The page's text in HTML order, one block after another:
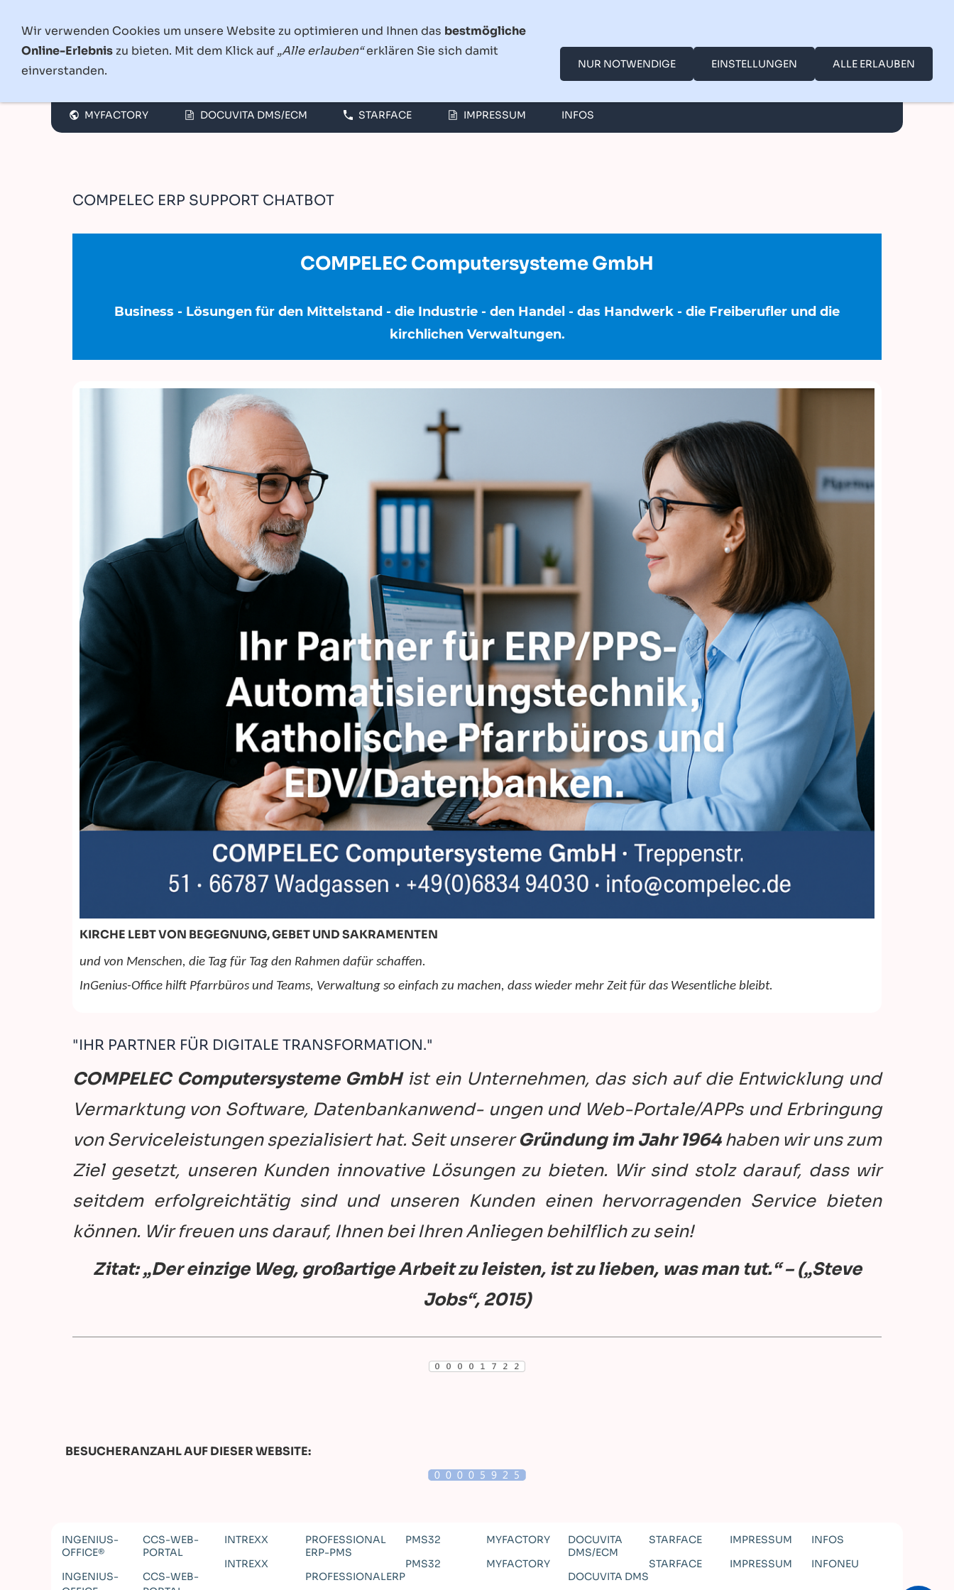
PROFESSIONAL ERP-PMS PMS32
MYFACTORY DOCUVITA DMS/ECM STARFACE IMPRESSUM INFOS
COMPELEC ERP SUPPORT CHATBOT
COMPELEC Computersysteme GmbH
Business - Lösungen für den Mittelstand - die Industrie - den Handel - das Handwerk - die Freiberufler und die
kirchlichen Verwaltungen.
KIRCHE LEBT VON BEGEGNUNG, GEBET UND SAKRAMENTEN
und von Menschen, die Tag für Tag den Rahmen dafür schaffen.
InGenius-Office hilft Pfarrbüros und Teams, Verwaltung so einfach zu machen, dass wieder mehr Zeit für das Wesentliche bleibt.
"IHR PARTNER FÜR DIGITALE TRANSFORMATION."
COMPELEC Computersysteme GmbH ist ein Unternehmen, das sich auf die Entwicklung und
Vermarktung von Software, Datenbankanwend- ungen und Web-Portale/APPs und Erbringung
von Serviceleistungen spezialisiert hat. Seit unsererGründung im Jahr 1964 haben wir uns zum
Ziel gesetzt, unseren Kunden innovative Lösungen zu bieten. Wir sind stolz darauf, dass wir
seitdem erfolgreichtätig sind und unseren Kunden einen hervorragenden Service bieten
können. Wir freuen uns darauf, Ihnen bei Ihren Anliegen behilflich zu sein!
Zitat: „Der einzige Weg, großartige Arbeit zu leisten, ist zu lieben, was man tut.“ – („Steve
Jobs“, 2015)
BESUCHERANZAHL AUF DIESER WEBSITE:
INGENIUS-
OFFICE®
INGENIUS-
CCS-WEB-
PORTAL
CCS-WEB-
INTREXX
INTREXX
PROFESSIONAL
ERP-PMS
PROFESSIONALERP
PMS32
PMS32
MYFACTORY
MYFACTORY
DOCUVITA
DMS/ECM
DOCUVITA DMS
STARFACE
STARFACE
IMPRESSUM
IMPRESSUM
INFOS
INFONEU
Wir verwenden Cookies um unsere Website zu optimieren und Ihnen das bestmögliche
Online-Erlebnis zu bieten. Mit dem Klick auf „Alle erlauben“erklären Sie sich damit
einverstanden.
NUR NOTWENDIGE EINSTELLUNGEN ALLE ERLAUBEN